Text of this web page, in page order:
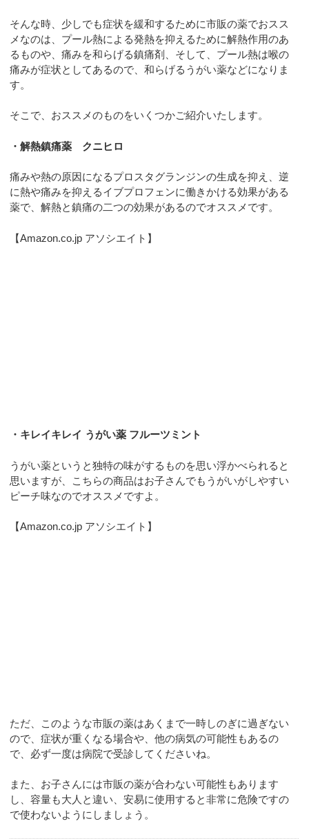
そんな時、少しでも症状を緩和するために市販の薬でおスス
メなのは、プール熱による発熱を抑えるために解熱作用のあ
るものや、痛みを和らげる鎮痛剤、そして、プール熱は喉の
痛みが症状としてあるので、和らげるうがい薬などになりま
す。
そこで、おススメのものをいくつかご紹介いたします。
・解熱鎮痛薬 クニヒロ
痛みや熱の原因になるプロスタグランジンの生成を抑え、逆
に熱や痛みを抑えるイブプロフェンに働きかける効果がある
薬で、解熱と鎮痛の二つの効果があるのでオススメです。
【Amazon.co.jp アソシエイト】
・キレイキレイ うがい薬 フルーツミント
うがい薬というと独特の味がするものを思い浮かべられると
思いますが、こちらの商品はお子さんでもうがいがしやすい
ピーチ味なのでオススメですよ。
【Amazon.co.jp アソシエイト】
ただ、このような市販の薬はあくまで一時しのぎに過ぎない
ので、症状が重くなる場合や、他の病気の可能性もあるの
で、必ず一度は病院で受診してくださいね。
また、お子さんには市販の薬が合わない可能性もあります
し、容量も大人と違い、安易に使用すると非常に危険ですの
で使わないようにしましょう。